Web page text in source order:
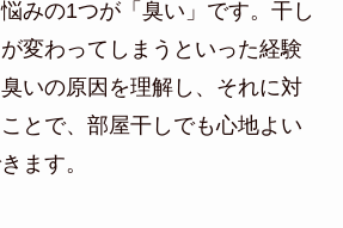
みの1つが「臭い」です。干し
変わってしまうといった経験
いの原因を理解し、それに対
とで、部屋干しでも心地よい
ます。